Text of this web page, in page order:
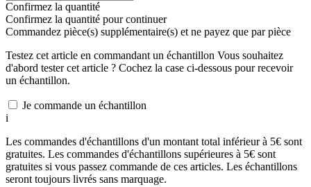
Confirmez la quantité
Confirmez la quantité pour continuer
Commandez pièce(s) supplémentaire(s) et ne payez que par pièce
Testez cet article en commandant un échantillon Vous souhaitez
d'abord tester cet article ? Cochez la case ci-dessous pour recevoir
un échantillon.
Je commande un échantillon
i
Les commandes d'échantillons d'un montant total inférieur à 5€ sont
gratuites. Les commandes d'échantillons supérieures à 5€ sont
gratuites si vous passez commande de ces articles. Les échantillons
seront toujours livrés sans marquage.